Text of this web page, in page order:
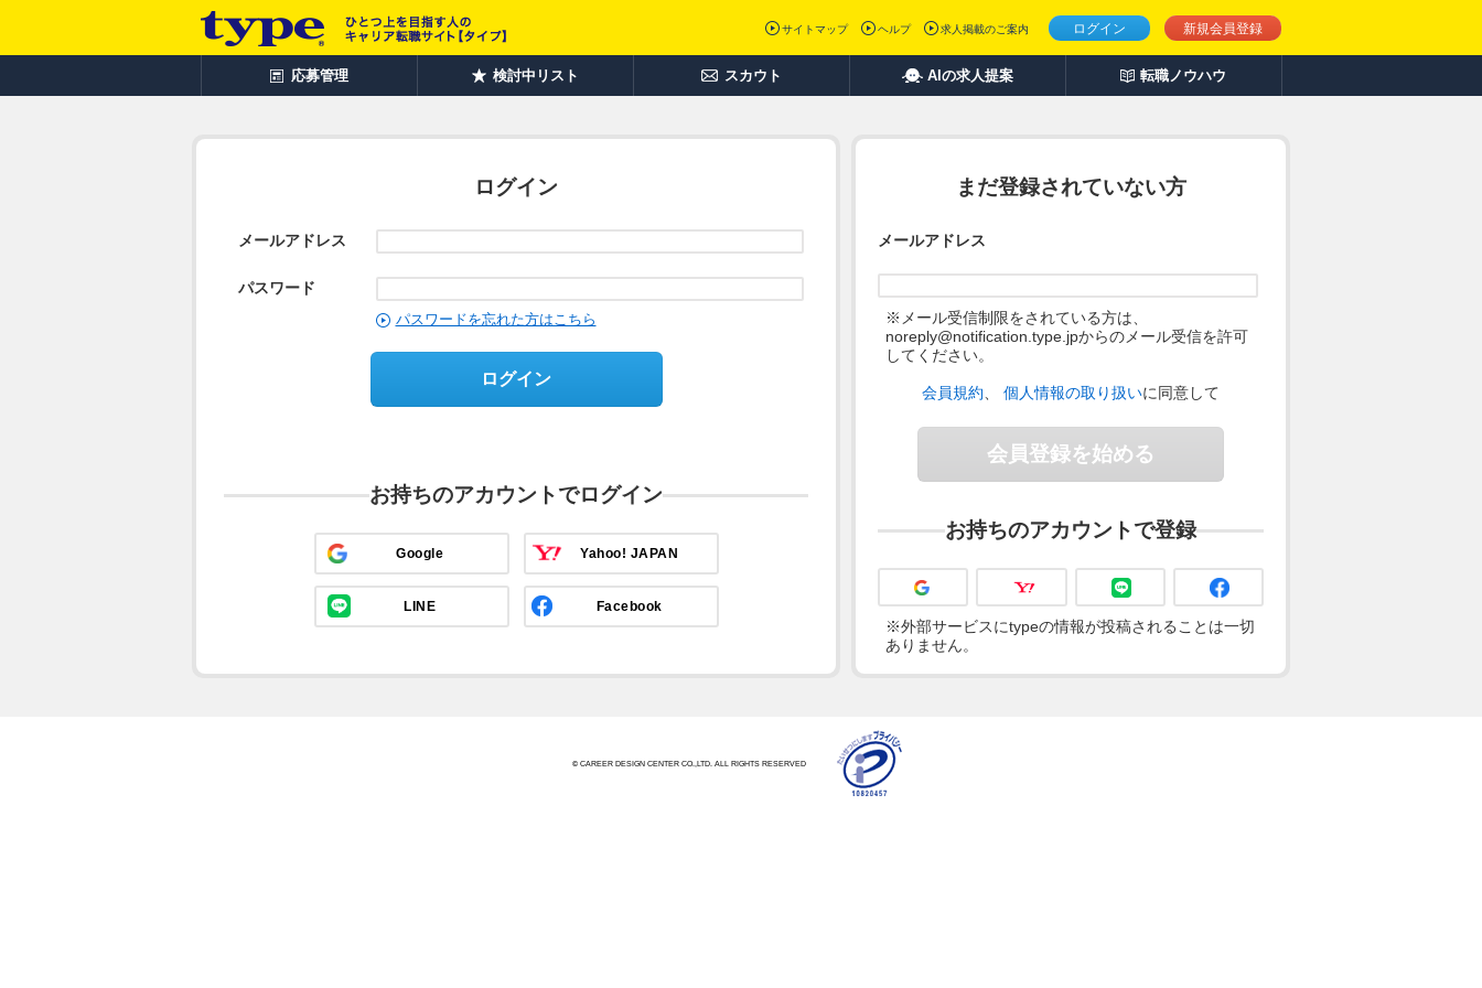
ログイン 新規会員登録
サイトマップ ヘルプ 求人掲載のご案内
応募管理 検討中リスト スカウト AIの求人提案 転職ノウハウ
ログイン
メールアドレス
パスワード
パスワードを忘れた方はこちら
ログイン
お持ちのアカウントでログイン
Google Yahoo! JAPAN
LINE Facebook
まだ登録されていない方
メールアドレス
※メール受信制限をされている方は、
noreply@notification.type.jpからのメール受信を許可
してください。
会員規約 個人情報の取り扱いに同意して
会員登録を始める
お持ちのアカウントで登録
※外部サービスにtypeの情報が投稿されることは一切
ありません。
© CAREER DESIGN CENTER CO.,LTD. ALL RIGHTS RESERVED